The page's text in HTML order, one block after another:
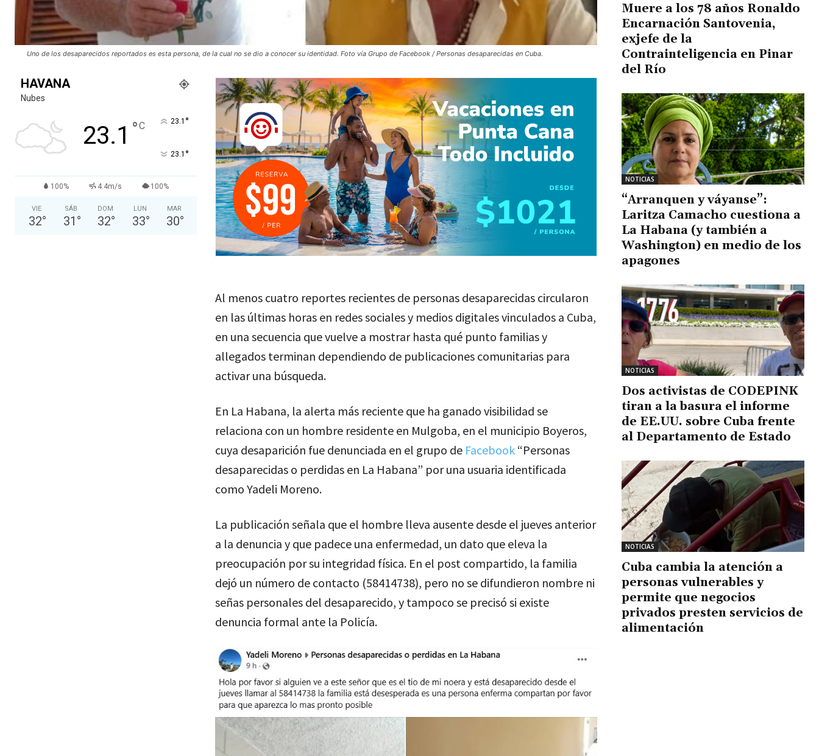
Uno de los desaparecidos reportados es esta persona, de la cual no se dio a conocer su identidad. Foto vía Grupo de Facebook / Personas desaparecidas en Cuba.
HAVANA
Nubes
23.1 °C 23.1 °
23.1 °
100% 4.4m/s 100%
VIE
32°
SÁB
31 °
DOM
32°
LUN
33°
MAR
30°
Al menos cuatro reportes recientes de personas desaparecidas circularon
en las últimas horas en redes sociales y medios digitales vinculados a Cuba,
en una secuencia que vuelve a mostrar hasta qué punto familias y
allegados terminan dependiendo de publicaciones comunitarias para
activar una búsqueda.
En La Habana, la alerta más reciente que ha ganado visibilidad se
relaciona con un hombre residente en Mulgoba, en el municipio Boyeros,
cuya desaparición fue denunciada en el grupo de Facebook“Personas
desaparecidas o perdidas en La Habana” por una usuaria identificada
como Yadeli Moreno.
La publicación señala que el hombre lleva ausente desde el jueves anterior
a la denuncia y que padece una enfermedad, un dato que eleva la
preocupación por su integridad física. En el post compartido, la familia
dejó un número de contacto (58414738), pero no se difundieron nombre ni
señas personales del desaparecido, y tampoco se precisó si existe
denuncia formal ante la Policía.
Muere a los 78 años Ronaldo
Encarnación Santovenia,
exjefe de la
Contrainteligencia en Pinar
del Río
NOTICIAS
“Arranquen y váyanse”:
Laritza Camacho cuestiona a
La Habana (y también a
Washington) en medio de los
apagones
NOTICIAS
Dos activistas de CODEPINK
tiran a la basura el informe
de EE.UU. sobre Cuba frente
al Departamento de Estado
NOTICIAS
Cuba cambia la atención a
personas vulnerables y
permite que negocios
privados presten servicios de
alimentación